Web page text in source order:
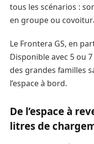
tous les scénarios :
en groupe ou
Le Frontera GS, en
Disponible avec 5 ou
des grandes familles
l’espace à bord.
De l’espace à
litres de